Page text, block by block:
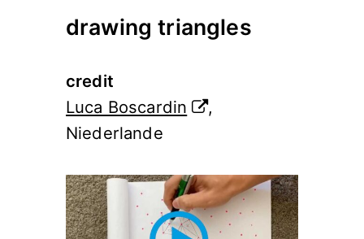
drawing triangles
credit
Luca Boscardin
,
Niederlande